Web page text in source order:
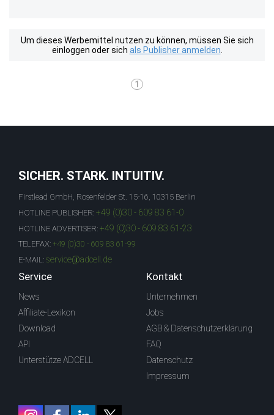
Um dieses Werbemittel nutzen zu können, müssen Sie sich
einloggen oder sich als Publisher anmelden
1
SICHER. STARK. INTUITIV.
Firstlead GmbH, Rosenfelder St. 15-16, 10315 Berlin
HOTLINE PUBLISHER: +49 (0)30 - 609 83 61-0
HOTLINE ADVERTISER: +49 (0)30 - 609 83 61-23
TELEFAX: +49 (0)30 - 609 83 61-99
E-MAIL: service@adcell.de
Service
News
Affiliate-Lexikon
Download
API
Unterstütze ADCELL
Kontakt
Unternehmen
Jobs
AGB & Datenschutzerklärung
FAQ
Datenschutz
Impressum